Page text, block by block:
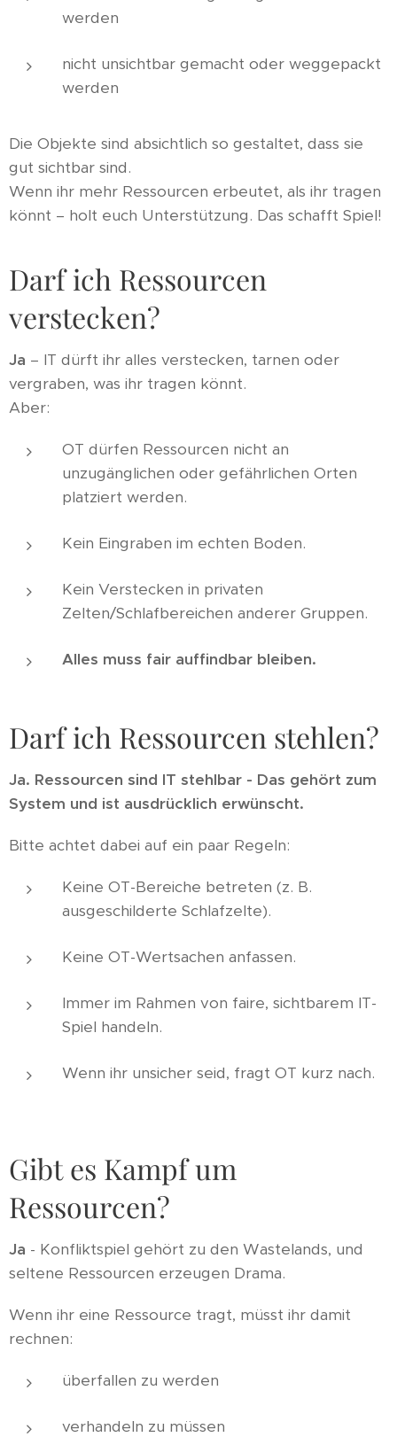
werden
nicht unsichtbar gemacht oder weggepackt
werden
Die Objekte sind absichtlich so gestaltet, dass sie
gut sichtbar sind.
Wenn ihr mehr Ressourcen erbeutet, als ihr tragen
könnt – holt euch Unterstützung. Das schafft Spiel!
Darf ich Ressourcen
verstecken?
Ja – IT dürft ihr alles verstecken, tarnen oder
vergraben, was ihr tragen könnt.
Aber:
OT dürfen Ressourcen nicht an
unzugänglichen oder gefährlichen Orten
platziert werden.
Kein Eingraben im echten Boden.
Kein Verstecken in privaten
Zelten/Schlafbereichen anderer Gruppen.
Alles muss fair auffindbar bleiben.
Darf ich Ressourcen stehlen?
Ja. Ressourcen sind IT stehlbar - Das gehört zum
System und ist ausdrücklich erwünscht.
Bitte achtet dabei auf ein paar Regeln:
Keine OT-Bereiche betreten (z. B.
ausgeschilderte Schlafzelte).
Keine OT-Wertsachen anfassen.
Immer im Rahmen von faire, sichtbarem IT-
Spiel handeln.
Wenn ihr unsicher seid, fragt OT kurz nach.
Gibt es Kampf um
Ressourcen?
Ja - Konfliktspiel gehört zu den Wastelands, und
seltene Ressourcen erzeugen Drama.
Wenn ihr eine Ressource tragt, müsst ihr damit
rechnen:
überfallen zu werden
verhandeln zu müssen